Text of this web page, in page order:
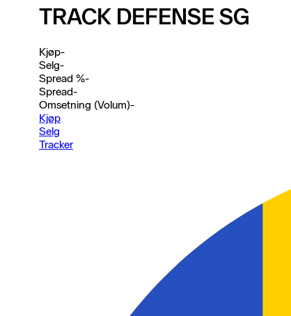
TRACK DEFENSE SG
Kjøp-
Selg-
Spread %-
Spread-
Omsetning (Volum)-
Kjøp
Selg
Tracker